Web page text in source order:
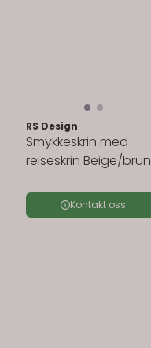
RS Design
Smykkeskrin med
reiseskrin Beige/brun
Kontakt oss